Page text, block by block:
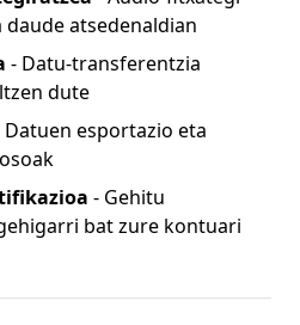
atsedenaldian
- Datu-transferentzia
dute
Datuen esportazio eta
- Gehitu
bat zure kontuari